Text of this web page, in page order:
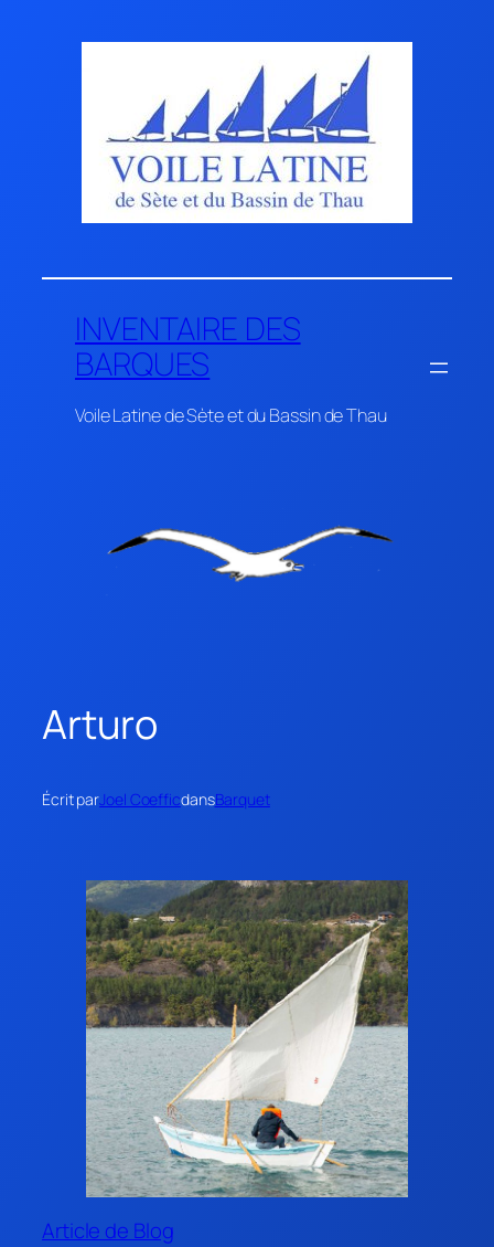
INVENTAIRE DES
BARQUES
Voile Latine de Sète et du Bassin de Thau
Arturo
Écrit parJoel CoefficdansBarquet
Article de Blog